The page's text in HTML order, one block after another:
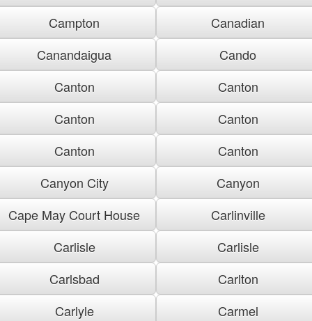
Campton
Canadian
Canandaigua
Cando
Canton
Canton
Canton
Canton
Canton
Canton
Canyon City
Canyon
Cape May Court House
Carlinville
Carlisle
Carlisle
Carlsbad
Carlton
Carlyle
Carmel